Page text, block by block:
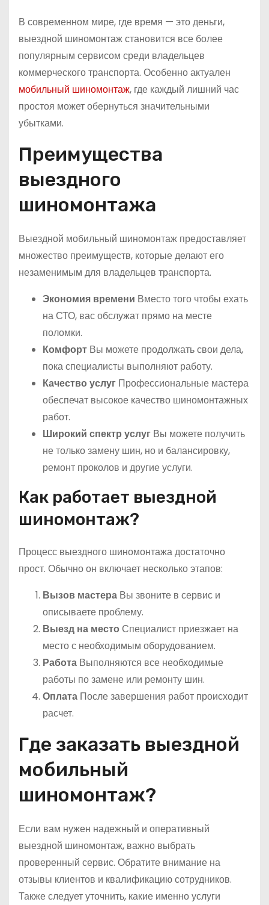
В современном мире, где время — это деньги,
выездной шиномонтаж становится все более
популярным сервисом среди владельцев
коммерческого транспорта. Особенно актуален
мобильный шиномонтаж, где каждый лишний час
простоя может обернуться значительными
убытками.
Преимущества
выездного
шиномонтажа
Выездной мобильный шиномонтаж предоставляет
множество преимуществ, которые делают его
незаменимым для владельцев транспорта.
Экономия времени Вместо того чтобы ехать
на СТО, вас обслужат прямо на месте
поломки.
Комфорт Вы можете продолжать свои дела,
пока специалисты выполняют работу.
Качество услуг Профессиональные мастера
обеспечат высокое качество шиномонтажных
работ.
Широкий спектр услуг Вы можете получить
не только замену шин, но и балансировку,
ремонт проколов и другие услуги.
Как работает выездной
шиномонтаж?
Процесс выездного шиномонтажа достаточно
прост. Обычно он включает несколько этапов:
Вызов мастера Вы звоните в сервис и
описываете проблему.
Выезд на место Специалист приезжает на
место с необходимым оборудованием.
Работа Выполняются все необходимые
работы по замене или ремонту шин.
Оплата После завершения работ происходит
расчет.
Где заказать выездной
мобильный
шиномонтаж?
Если вам нужен надежный и оперативный
выездной шиномонтаж, важно выбрать
проверенный сервис. Обратите внимание на
отзывы клиентов и квалификацию сотрудников.
Также следует уточнить, какие именно услуги